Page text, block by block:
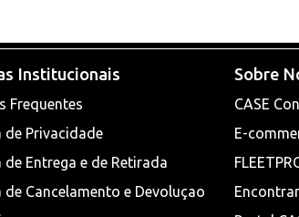
Institucionais
Frequentes
de Privacidade
de Entrega e de Retirada
de Cancelamento e Devoluçao
Sobre
CASE
E-